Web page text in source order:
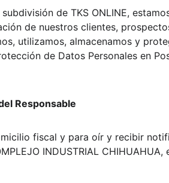
subdivisión de TKS ONLINE,
de nuestros clientes,
utilizamos, almacenamos y
de Datos Personales en
Responsable
fiscal y para oír y recibir
INDUSTRIAL